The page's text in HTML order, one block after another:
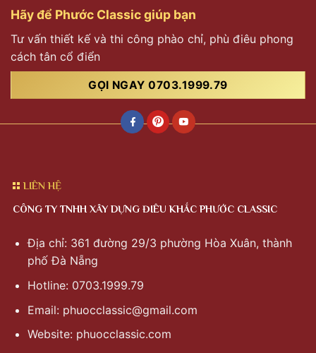
Hãy để Phước Classic giúp bạn
Tư vấn thiết kế và thi công phào chỉ, phù điêu phong
cách tân cổ điển
GỌI NGAY 0703.1999.79
LIÊN HỆ
CÔNG TY TNHH XÂY DỰNG ĐIÊU KHẮC PHƯỚC CLASSIC
Địa chỉ: 361 đường 29/3 phường Hòa Xuân, thành
phố Đà Nẵng
Hotline: 0703.1999.79
Email: phuocclassic@gmail.com
Website: phuocclassic.com